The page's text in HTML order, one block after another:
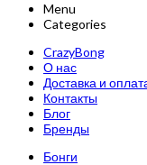
Menu
Categories
CrazyBong
О нас
Доставка и
Контакты
Блог
Бренды
Бонги